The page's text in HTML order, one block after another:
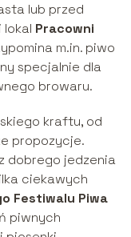
lub przed
lokal Pracowni
m.in. piwo
specjalnie dla
browaru.
kraftu, od
propozycje.
dobrego jedzenia
ciekawych
Festiwalu Piwa
piwnych